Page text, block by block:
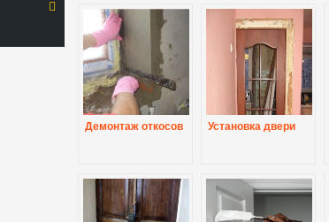
Демонтаж откосов Установка двери